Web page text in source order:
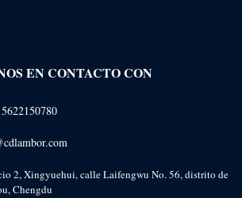
EN CONTACTO CON
2, Xingyuehui, calle Laifengwu No. 56, distrito de
Chengdu